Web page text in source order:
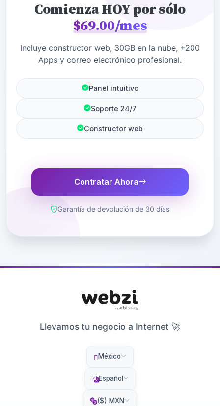
Comienza HOY por sólo
$69.00/mes
Incluye constructor web, 30GB en la nube, +200
Apps y correo electrónico profesional.
Panel intuitivo
Soporte 24/7
Constructor web
Contratar Ahora
Garantía de devolución de 30 días
Llevamos tu negocio a Internet 🚀
México
Español
($) MXN